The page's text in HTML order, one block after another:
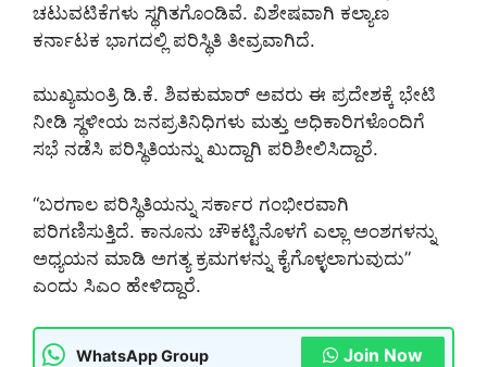
ಚಟುವಟಿಕೆಗಳು ಸ್ಥಗಿತಗೊಂಡಿವೆ. ವಿಶೇಷವಾಗಿ ಕಲ್ಯಾಣ
ಕರ್ನಾಟಕ ಭಾಗದಲ್ಲಿ ಪರಿಸ್ಥಿತಿ ತೀವ್ರವಾಗಿದೆ.
ಮುಖ್ಯಮಂತ್ರಿ ಡಿ.ಕೆ. ಶಿವಕುಮಾರ್ ಅವರು ಈ ಪ್ರದೇಶಕ್ಕೆ ಭೇಟಿ
ನೀಡಿ ಸ್ಥಳೀಯ ಜನಪ್ರತಿನಿಧಿಗಳು ಮತ್ತು ಅಧಿಕಾರಿಗಳೊಂದಿಗೆ
ಸಭೆ ನಡೆಸಿ ಪರಿಸ್ಥಿತಿಯನ್ನು ಖುದ್ದಾಗಿ ಪರಿಶೀಲಿಸಿದ್ದಾರೆ.
“ಬರಗಾಲ ಪರಿಸ್ಥಿತಿಯನ್ನು ಸರ್ಕಾರ ಗಂಭೀರವಾಗಿ
ಪರಿಗಣಿಸುತ್ತಿದೆ. ಕಾನೂನು ಚೌಕಟ್ಟಿನೊಳಗೆ ಎಲ್ಲಾ ಅಂಶಗಳನ್ನು
ಅಧ್ಯಯನ ಮಾಡಿ ಅಗತ್ಯ ಕ್ರಮಗಳನ್ನು ಕೈಗೊಳ್ಳಲಾಗುವುದು”
ಎಂದು ಸಿಎಂ ಹೇಳಿದ್ದಾರೆ.
WhatsApp Group Join Now